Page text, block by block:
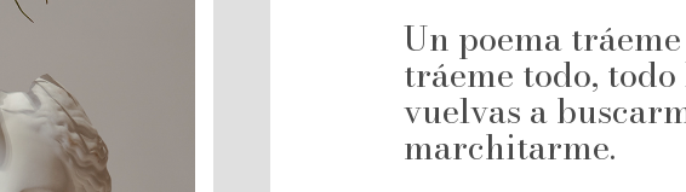
Un poema
tráeme todo,
vuelvas a
marchitarme.